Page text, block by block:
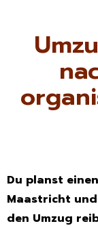
Du planst
Maastricht
den Umzug